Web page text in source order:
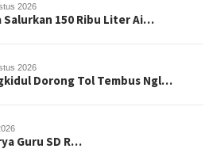
2026
Salurkan 150 Ribu Liter Ai…
2026
Dorong Tol Tembus Ngl…
Guru SD R…